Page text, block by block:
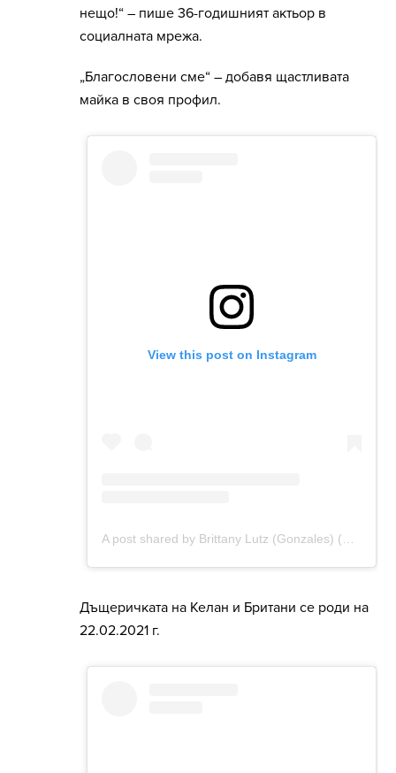
нещо!“ – пише 36-годишният актьор в
социалната мрежа.
„Благословени сме“ – добавя щастливата
майка в своя профил.
Дъщеричката на Келан и Британи се роди на
22.02.2021 г.